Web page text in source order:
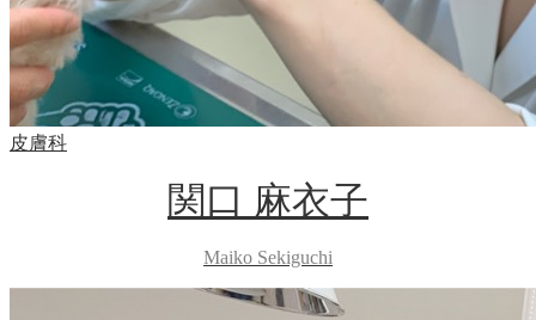
皮膚科
関口 麻衣子
Maiko Sekiguchi